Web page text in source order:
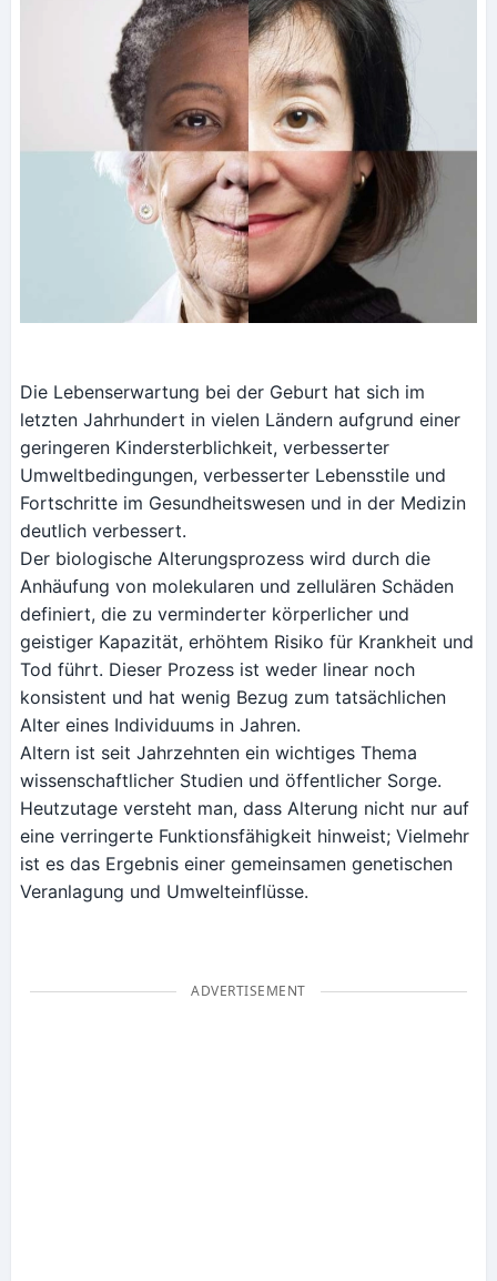
Die Lebenserwartung bei der Geburt hat sich im
letzten Jahrhundert in vielen Ländern aufgrund einer
geringeren Kindersterblichkeit, verbesserter
Umweltbedingungen, verbesserter Lebensstile und
Fortschritte im Gesundheitswesen und in der Medizin
deutlich verbessert.
Der biologische Alterungsprozess wird durch die
Anhäufung von molekularen und zellulären Schäden
definiert, die zu verminderter körperlicher und
geistiger Kapazität, erhöhtem Risiko für Krankheit und
Tod führt. Dieser Prozess ist weder linear noch
konsistent und hat wenig Bezug zum tatsächlichen
Alter eines Individuums in Jahren.
Altern ist seit Jahrzehnten ein wichtiges Thema
wissenschaftlicher Studien und öffentlicher Sorge.
Heutzutage versteht man, dass Alterung nicht nur auf
eine verringerte Funktionsfähigkeit hinweist; Vielmehr
ist es das Ergebnis einer gemeinsamen genetischen
Veranlagung und Umwelteinflüsse.
ADVERTISEMENT